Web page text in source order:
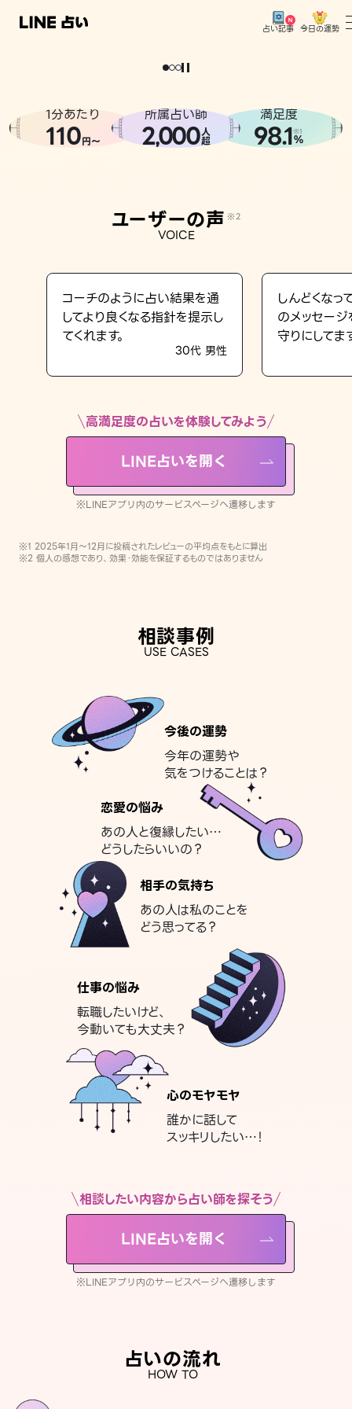
占い記事 今日の運勢
相談事例
LINE占いを開く
※LINEアプリ内のサービスページへ遷移します
どうせなら
。
1分あたり
110円〜
所属占い師
2,000人
超
満足度
98.1※1
%
ユーザーの声 ※2
VOICE
コーチのように占い結果を通
してより良くなる指針を提示し
てくれます。
30代 男性
しんどくなっ
のメッセー
守りにしてま
高満足度の占いを体験してみよう
LINE占いを開く
※LINEアプリ内のサービスページへ遷移します
※1 2025年1月〜12月に投稿されたレビューの平均点をもとに算出
※2 個人の感想であり、効果・効能を保証するものではありません
相談事例
USE CASES
今後の運勢
今年の運勢や
気をつけることは？
恋愛の悩み
あの人と復縁したい…
どうしたらいいの？
相手の気持ち
あの人は私のことを
どう思ってる？
仕事の悩み
転職したいけど、
今動いても大丈夫？
心のモヤモヤ
誰かに話して
スッキリしたい…！
相談したい内容から占い師を探そう
LINE占いを開く
※LINEアプリ内のサービスページへ遷移します
占いの流れ
HOW TO